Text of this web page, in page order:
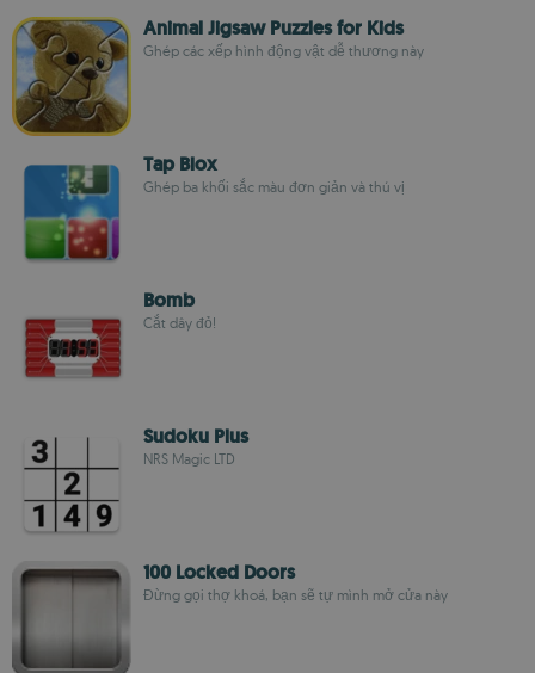
Animal Jigsaw Puzzles for Kids
Ghép các xếp hình động vật dễ thương này
Tap Blox
Ghép ba khối sắc màu đơn giản và thú vị
Bomb
Cắt dây đỏ!
Sudoku Plus
NRS Magic LTD
100 Locked Doors
Đừng gọi thợ khoá, bạn sẽ tự mình mở cửa này